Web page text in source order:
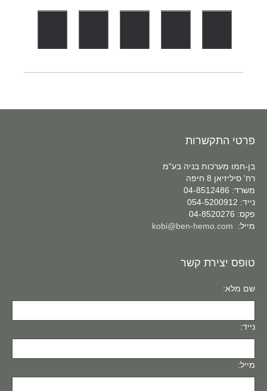
פרטי התקשרות
בן-חמו מערכות בניה בע"מ
רח' סיליזיאן 8 חיפה
משרד: 04-8512486
נייד: 054-5200912
פקס: 04-8520276
מייל: kobi@ben-hemo.com
טופס יצירת קשר
שם מלא:
נייד:
מייל: